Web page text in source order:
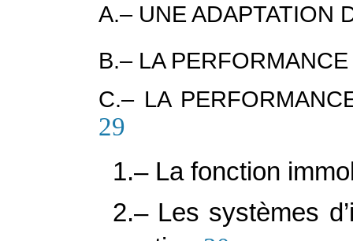
A.– UNE ADAPTATION
B.– LA
C.– LA
29
1.– La fonction
2.– Les systèmes